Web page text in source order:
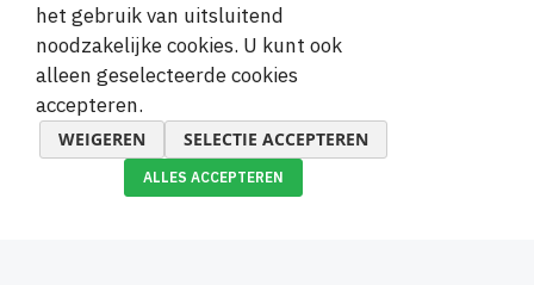
Veilige en gemakkelijke betalingen
het gebruik van uitsluitend
noodzakelijke cookies. U kunt ook
alleen geselecteerde cookies
accepteren.
WEIGEREN SELECTIE ACCEPTEREN
ALLES ACCEPTEREN